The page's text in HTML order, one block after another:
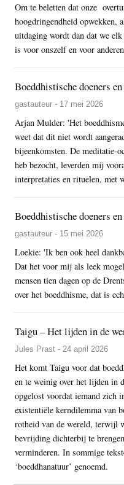
Om te beletten dat onze
hoogdringendheid opwekken,
uitdaging wordt dan dat we
is voor onszelf en voor
Boeddhistische doeners
gastauteur - 17 mei 2026
Arjan Mulder: 'Het
weet dat dit niet wordt
bijeenkomsten. De meditatie-
heb bezocht, leverden mij
interpretaties en rituelen, met
Boeddhistische doeners
gastauteur - 15 mei 2026
Loekie: 'Ik ben ook heel
Dat het voor mij als leek
mensen tien dagen op de
over het boeddhisme, dat is
Taigu – Het lijden in de
Jules Prast - 24 april 2026
Het komt Taigu voor dat
en te weinig over het lijden in
opgelost voordat iemand zich
existentiële kerndilemma van
rotheid van de wereld, terwijl
bevrijding dichterbij te
verminderen. In sommige
‘boeddhanatuur’ genoemd.